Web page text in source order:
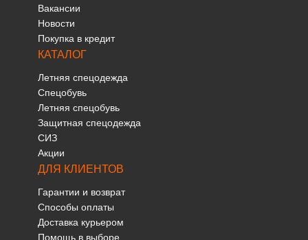
Вакансии
Новости
Покупка в кредит
КАТАЛОГ
Летняя спецодежда
Спецобувь
Летняя спецобувь
Защитная спецодежда
СИЗ
Акции
ДЛЯ КЛИЕНТОВ
Гарантии и возврат
Способы оплаты
Доставка курьером
Помощь в выборе